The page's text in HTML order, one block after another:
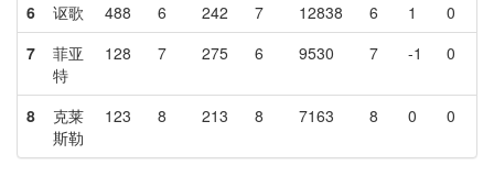
6
讴歌 488 6 242 7 12838 6 1
0
7
菲亚
特
128 7 275 6 9530 7 -1 0
8
克莱
斯勒
123 8 213 8 7163 8 0 0